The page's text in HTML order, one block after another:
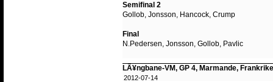
Semifinal 2
Gollob, Jonsson, Hancock, Crump
Final
N.Pedersen, Jonsson, Gollob, Pavlic
LÃ¥ngbane-VM, GP 4, Marmande, Frankrike
2012-07-14